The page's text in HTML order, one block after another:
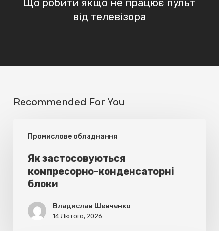
Що робити якщо не працює пульт
від телевізора
Recommended For You
Промислове обладнання
застосовуються
компресорно-
конденсаторні
блоки
Як застосовуються
компресорно-конденсаторні
блоки
Владислав Шевченко
14 Лютого, 2026